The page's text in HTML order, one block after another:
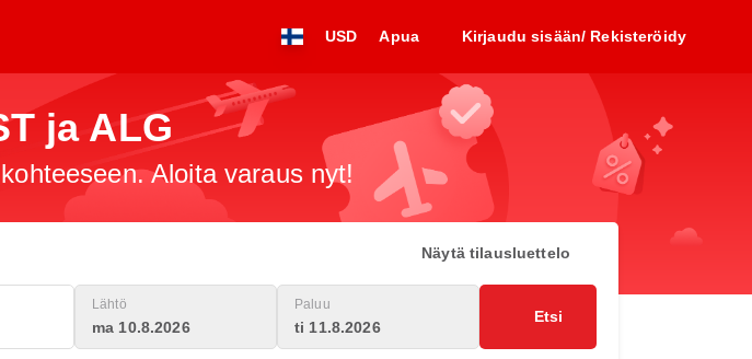
USD Apua Kirjaudu sisään/ Rekisteröidy
ja ALG
Aloita varaus nyt!
Näytä tilausluettelo
Lähtö
ma 10.8.2026
Paluu
ti 11.8.2026
Etsi